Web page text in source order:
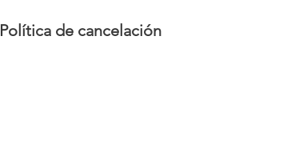
Política de cancelación